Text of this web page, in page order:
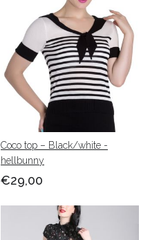
Coco top – Black/white -
hellbunny
€29,00